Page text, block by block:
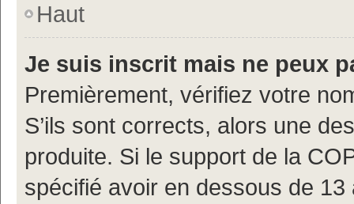
Haut
Je suis inscrit mais ne peux
Premièrement, vérifiez votre
S’ils sont corrects, alors une
produite. Si le support de la
spécifié avoir en dessous de